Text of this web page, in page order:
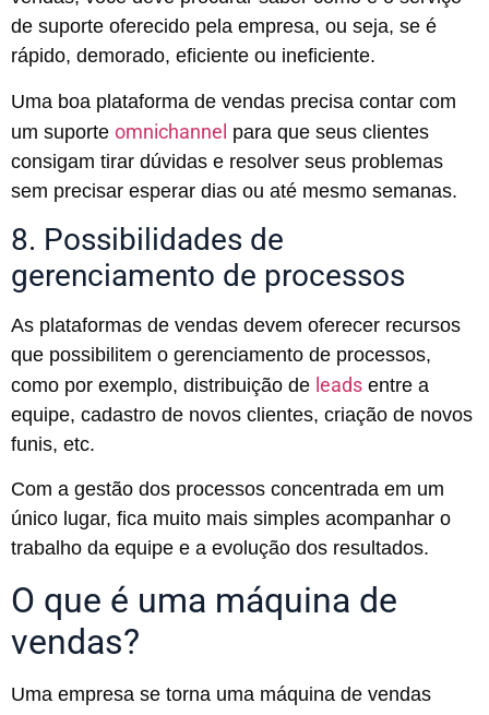
de suporte oferecido pela empresa, ou seja, se é
rápido, demorado, eficiente ou ineficiente.
Uma boa plataforma de vendas precisa contar com
um suporte omnichannel para que seus clientes
consigam tirar dúvidas e resolver seus problemas
sem precisar esperar dias ou até mesmo semanas.
8. Possibilidades de
gerenciamento de processos
As plataformas de vendas devem oferecer recursos
que possibilitem o gerenciamento de processos,
como por exemplo, distribuição de leads entre a
equipe, cadastro de novos clientes, criação de novos
funis, etc.
Com a gestão dos processos concentrada em um
único lugar, fica muito mais simples acompanhar o
trabalho da equipe e a evolução dos resultados.
O que é uma máquina de
vendas?
Uma empresa se torna uma máquina de vendas